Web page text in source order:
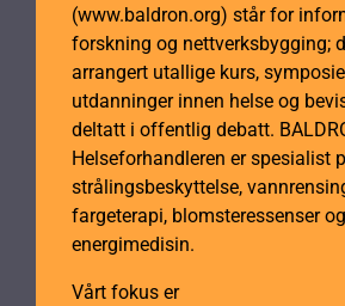
(www.baldron.org) står for
forskning og nettverksbygging;
arrangert utallige kurs,
utdanninger innen helse og
deltatt i offentlig debatt.
Helseforhandleren er spesialist
strålingsbeskyttelse,
fargeterapi, blomsteressenser og
energimedisin.
Vårt fokus er